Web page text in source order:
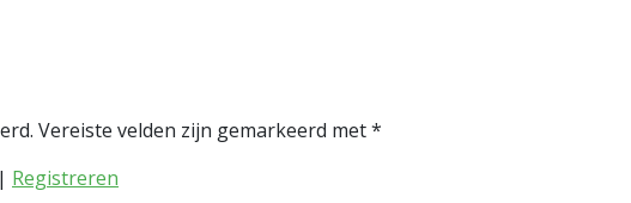
Vereiste velden zijn gemarkeerd met*
| Registreren